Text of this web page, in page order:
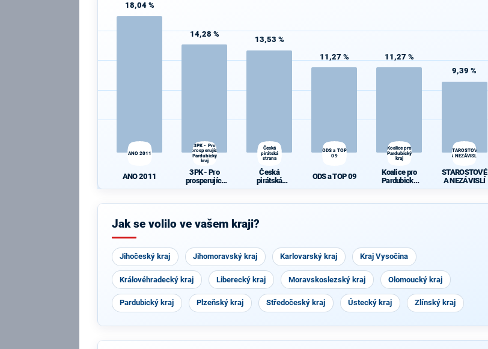
18,04 %
ANO 2011
ANO 2011
14,28 %
3PK - Pro
prosperující
Pardubický
kraj
3PK - Pro
prosperující
13,53 %
Česká
pirátská
strana
Česká
pirátská
11,27 %
ODS a TOP
09
ODS a TOP 09
11,27 %
Koalice pro
Pardubický
kraj
Koalice pro
Pardubický
9,39 %
STAROSTOVÉ
A NEZÁVISLÍ
STAROSTOVÉ
A NEZÁVISLÍ
Jak se volilo ve vašem kraji?
Jihočeský kraj Jihomoravský kraj Karlovarský kraj Kraj Vysočina
Královéhradecký kraj Liberecký kraj Moravskoslezský kraj Olomoucký kraj
Pardubický kraj Plzeňský kraj Středočeský kraj Ústecký kraj Zlínský kraj